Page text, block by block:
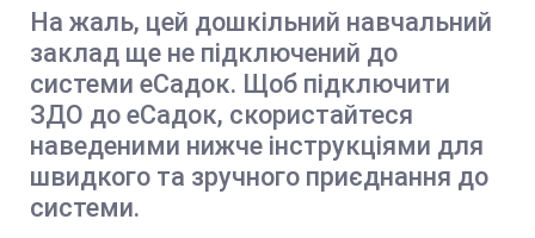
На жаль, цей дошкільний навчальний
заклад ще не підключений до
системи еСадок. Щоб підключити
ЗДО до еСадок, скористайтеся
наведеними нижче інструкціями для
швидкого та зручного приєднання до
системи.